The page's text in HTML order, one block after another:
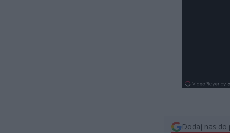
Dodaj nas do